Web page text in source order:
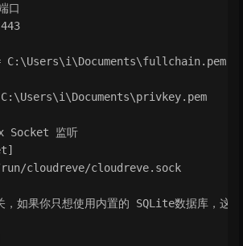
口
C:\Users\i\Documents\fullchain.pem
Socket 监听
cloudreve/cloudreve.sock
，如果你只想使用内置的 SQLite数据库，这